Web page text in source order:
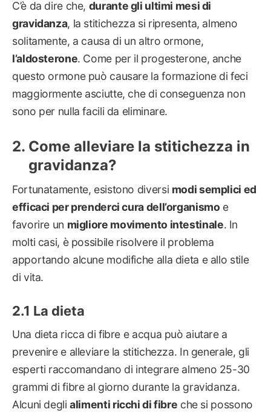
C’è da dire che, durante gli ultimi mesi di
gravidanza, la stitichezza si ripresenta, almeno
solitamente, a causa di un altro ormone,
l’aldosterone. Come per il progesterone, anche
questo ormone può causare la formazione di feci
maggiormente asciutte, che di conseguenza non
sono per nulla facili da eliminare.
Come alleviare la stitichezza in
gravidanza?
Fortunatamente, esistono diversi modi semplici ed
efficaci per prenderci cura dell’organismo e
favorire un migliore movimento intestinale. In
molti casi, è possibile risolvere il problema
apportando alcune modifiche alla dieta e allo stile
di vita.
La dieta
Una dieta ricca di fibre e acqua può aiutare a
prevenire e alleviare la stitichezza. In generale, gli
esperti raccomandano di integrare almeno 25-30
grammi di fibre al giorno durante la gravidanza.
Alcuni deglialimenti ricchi di fibre che si possono